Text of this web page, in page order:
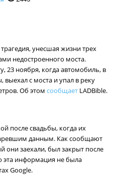
унесшая жизни трех
недостроенного моста.
23 ноября, когда автомобиль, в
с моста и упал в реку
Об этом сообщает LADBible.
после свадьбы, когда их
данным. Как сообщают
заехали, был закрыт после
эта информация не была
Google.